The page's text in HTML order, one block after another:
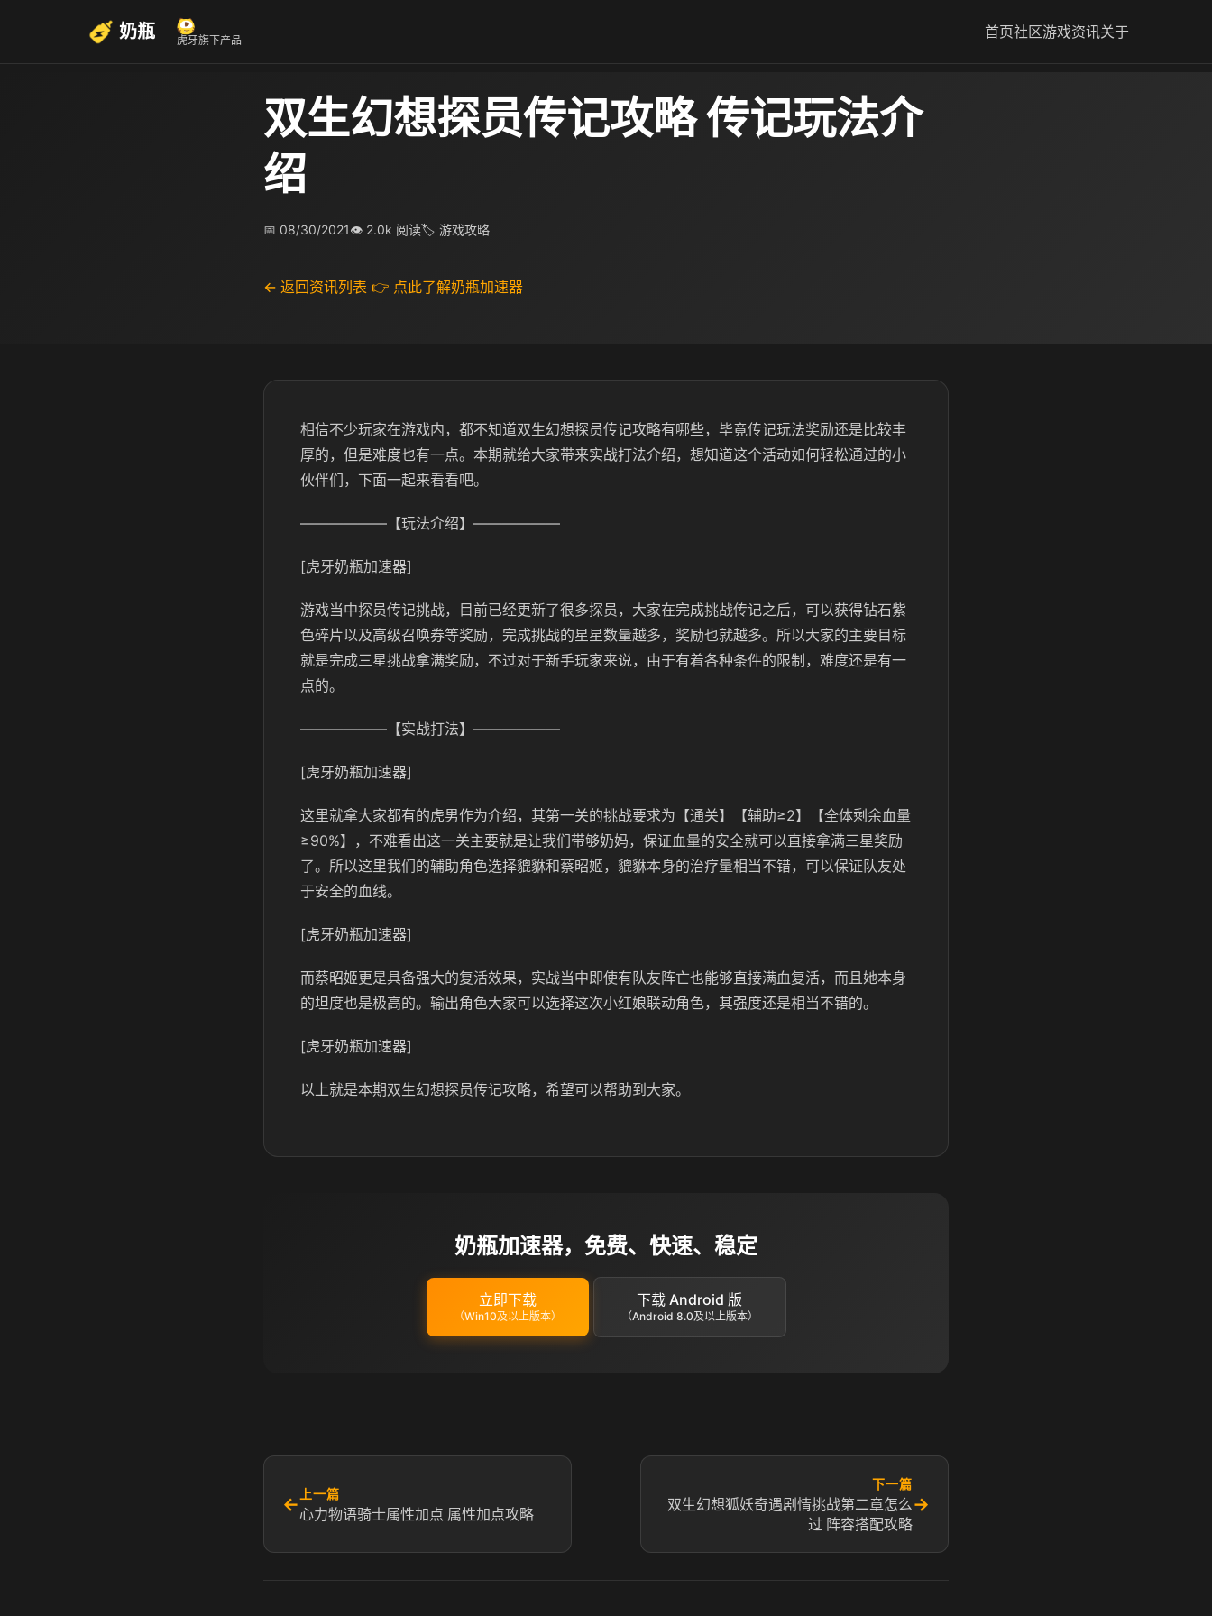
奶瓶 虎牙旗下产品 首页社区游戏资讯关于
双生幻想探员传记攻略 传记玩法介
绍
📅 08/30/2021👁 2.0k 阅读🏷 游戏攻略
← 返回资讯列表 👉 点此了解奶瓶加速器
相信不少玩家在游戏内，都不知道双生幻想探员传记攻略有哪些，毕竟传记玩法奖励还是比较丰
厚的，但是难度也有一点。本期就给大家带来实战打法介绍，想知道这个活动如何轻松通过的小
伙伴们，下面一起来看看吧。
——————【玩法介绍】——————
[虎牙奶瓶加速器]
游戏当中探员传记挑战，目前已经更新了很多探员，大家在完成挑战传记之后，可以获得钻石紫
色碎片以及高级召唤券等奖励，完成挑战的星星数量越多，奖励也就越多。所以大家的主要目标
就是完成三星挑战拿满奖励，不过对于新手玩家来说，由于有着各种条件的限制，难度还是有一
点的。
——————【实战打法】——————
[虎牙奶瓶加速器]
这里就拿大家都有的虎男作为介绍，其第一关的挑战要求为【通关】【辅助≥2】【全体剩余血量
≥90%】，不难看出这一关主要就是让我们带够奶妈，保证血量的安全就可以直接拿满三星奖励
了。所以这里我们的辅助角色选择貔貅和蔡昭姬，貔貅本身的治疗量相当不错，可以保证队友处
于安全的血线。
[虎牙奶瓶加速器]
而蔡昭姬更是具备强大的复活效果，实战当中即使有队友阵亡也能够直接满血复活，而且她本身
的坦度也是极高的。输出角色大家可以选择这次小红娘联动角色，其强度还是相当不错的。
[虎牙奶瓶加速器]
以上就是本期双生幻想探员传记攻略，希望可以帮助到大家。
奶瓶加速器，免费、快速、稳定
立即下载
（Win10及以上版本）
下载 Android 版
（Android 8.0及以上版本）
← 上一篇
心力物语骑士属性加点 属性加点攻略
下一篇
双生幻想狐妖奇遇剧情挑战第二章怎么
过 阵容搭配攻略
→